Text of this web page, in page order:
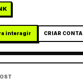
interagir CRIAR CONTA